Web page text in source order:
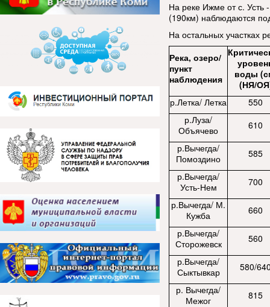
На реке Ижме от с. Усть
(190км) наблюдаются
На остальных участках
Река, озеро/
пункт
наблюдения
воды
(НЯ/
р.Летка/ Летка
550
р.Луза/
Объячево
610
р.Вычегда/
Помоздино
585
р.Вычегда/
Усть-Нем
700
р.Вычегда/ М.
Кужба
660
р.Вычегда/
Сторожевск
560
р.Вычегда/
Сыктывкар
580/
р. Вычегда/
Межог
815